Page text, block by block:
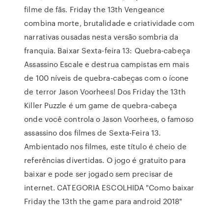
filme de fãs. Friday the 13th Vengeance
combina morte, brutalidade e criatividade com
narrativas ousadas nesta versão sombria da
franquia. Baixar Sexta-feira 13: Quebra-cabeça
Assassino Escale e destrua campistas em mais
de 100 níveis de quebra-cabeças com o ícone
de terror Jason Voorhees! Dos Friday the 13th
Killer Puzzle é um game de quebra-cabeça
onde você controla o Jason Voorhees, o famoso
assassino dos filmes de Sexta-Feira 13.
Ambientado nos filmes, este título é cheio de
referências divertidas. O jogo é gratuito para
baixar e pode ser jogado sem precisar de
internet. CATEGORIA ESCOLHIDA "Como baixar
Friday the 13th the game para android 2018"